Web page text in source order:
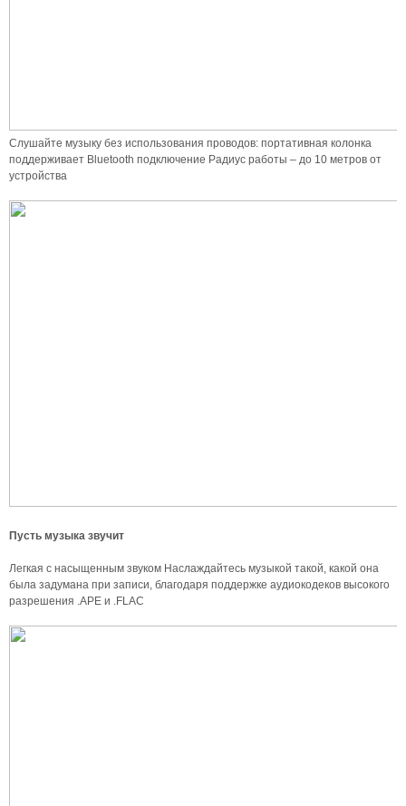
Слушайте музыку без использования проводов: портативная колонка
поддерживает Bluetooth подключение Радиус работы – до 10 метров от
устройства
Пусть музыка звучит
Легкая с насыщенным звуком Наслаждайтесь музыкой такой, какой она
была задумана при записи, благодаря поддержке аудиокодеков высокого
разрешения .APE и .FLAC